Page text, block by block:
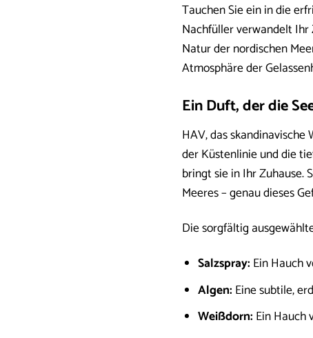
Tauchen Sie ein in die
Nachfüller verwandelt Ihr
Natur der nordischen
Atmosphäre der
Ein Duft, der die
HAV, das
der Küstenlinie und die
bringt sie in Ihr Zuhause.
Meeres – genau dieses
Die sorgfältig
Salzspray: Ein Hauch
Algen: Eine subtile,
Weißdorn: Ein Hauch